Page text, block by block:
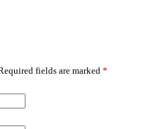
fields are marked *